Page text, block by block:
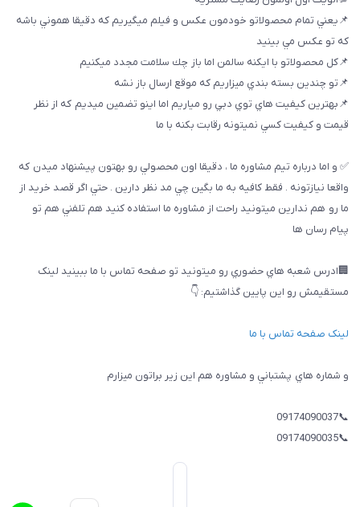
📌يعني تمام محصولاتو خودمون عكس و فيلم ميگيريم كه دقيقا هموني باشه
كه تو عكس مي بينيد
📌كل محصولاتو با ايكنه سالمن اما باز چك سلامت مجدد ميكنيم
📌تو چندين بسته بندي ميزاريم كه موقع ارسال باز نشه
📌بهترين كيفيت هاي توي دبي رو مياريم اما اينو تضمين ميديم كه از نظر
قيمت و كيفيت كسي نميتونه رقابت بكنه با ما
✅ و اما درباره تيم مشاوره ما ، دقيقا اون محصولي رو بهتون پيشنهاد ميدن كه
واقعا نيازتونه . فقط كافيه به ما بگين چي مد نظر دارين . حتي اگر قصد خريد از
ما رو هم ندارين ميتونيد راحت از مشاوره ما استفاده كنيد هم تلفني هم تو
پيام رسان ها
🏢ادرس شعبه هاي حضوري رو ميتونيد تو صفحه تماس با ما ببینيد لینک
مستقیمش رو این پایین گذاشتیم: 👇
لینک صفحه تماس با ما
و شماره هاي پشتباني و مشاوره هم اين زير براتون ميزارم
📞09174090037
📞09174090035